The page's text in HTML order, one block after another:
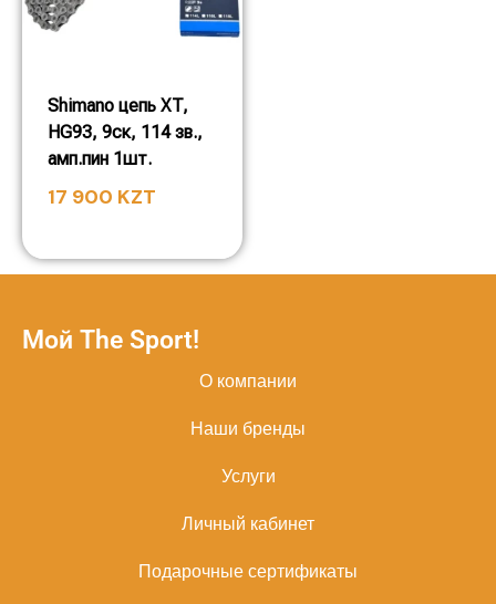
Shimano цепь XT,
HG93, 9ск, 114 зв.,
амп.пин 1шт.
17 900 KZT
Мой The Sport!
О компании
Наши бренды
Услуги
Личный кабинет
Подарочные сертификаты